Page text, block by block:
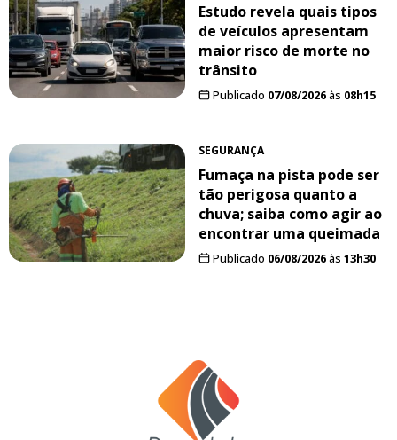
Estudo revela quais tipos
de veículos apresentam
maior risco de morte no
trânsito
Publicado 07/08/2026às 08h15
SEGURANÇA
Fumaça na pista pode ser
tão perigosa quanto a
chuva; saiba como agir ao
encontrar uma queimada
Publicado 06/08/2026às 13h30